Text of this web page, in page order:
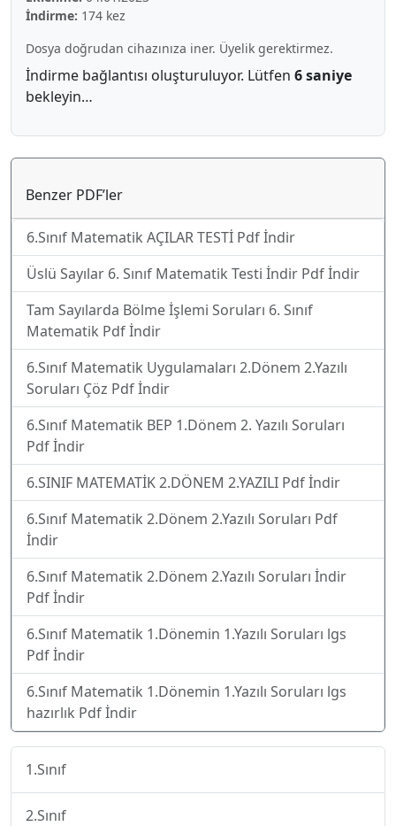
İndirme: 174 kez
Dosya doğrudan cihazınıza iner. Üyelik gerektirmez.
İndirme bağlantısı oluşturuluyor. Lütfen 6 saniye
bekleyin…
Benzer PDF’ler
6.Sınıf Matematik AÇILAR TESTİ Pdf İndir
Üslü Sayılar 6. Sınıf Matematik Testi İndir Pdf İndir
Tam Sayılarda Bölme İşlemi Soruları 6. Sınıf
Matematik Pdf İndir
6.Sınıf Matematik Uygulamaları 2.Dönem 2.Yazılı
Soruları Çöz Pdf İndir
6.Sınıf Matematik BEP 1.Dönem 2. Yazılı Soruları
Pdf İndir
6.SINIF MATEMATİK 2.DÖNEM 2.YAZILI Pdf İndir
6.Sınıf Matematik 2.Dönem 2.Yazılı Soruları Pdf
İndir
6.Sınıf Matematik 2.Dönem 2.Yazılı Soruları İndir
Pdf İndir
6.Sınıf Matematik 1.Dönemin 1.Yazılı Soruları lgs
Pdf İndir
6.Sınıf Matematik 1.Dönemin 1.Yazılı Soruları lgs
hazırlık Pdf İndir
1.Sınıf
2.Sınıf